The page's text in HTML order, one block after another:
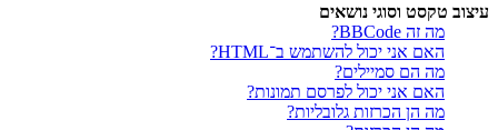
עיצוב טקסט וסוגי נושאים
מה זה BBCode?
האם אני יכול להשתמש ב־HTML?
מה הם סמיילים?
האם אני יכול לפרסם תמונות?
מה הן הכרזות גלובליות?